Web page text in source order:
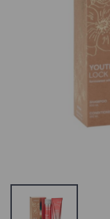
Kiki
Lipstick,
4.86 €
OSiS+
Lokke
Geel